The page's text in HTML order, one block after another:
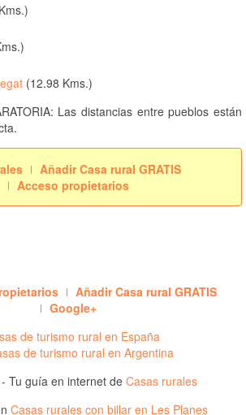
(12.98 Kms.)
Las distancias entre pueblos están
Añadir Casa rural GRATIS
Acceso propietarios
Añadir Casa rural GRATIS
Google+
de turismo rural en España
de turismo rural en Argentina
Tu guía en internet de Casas rurales
Casas rurales con billar en Les Planes